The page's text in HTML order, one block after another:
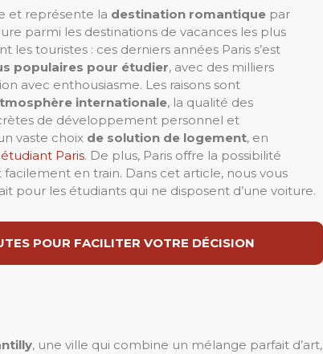
et représente la destination romantique par
parmi les destinations de vacances les plus
les touristes : ces derniers années Paris s’est
populaires pour étudier, avec des milliers
avec enthousiasme. Les raisons sont
internationale, la qualité des
de développement personnel et
vaste choix de solution de logement, en
Paris. De plus, Paris offre la possibilité
en train. Dans cet article, nous vous
pour les étudiants qui ne disposent d’une voiture.
POUR FACILITER VOTRE DÉCISION
, une ville qui combine un mélange parfait d’art,